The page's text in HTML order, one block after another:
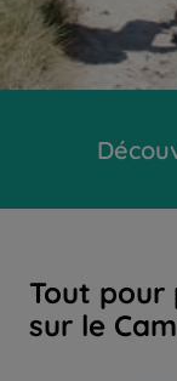
Tout pour
sur le